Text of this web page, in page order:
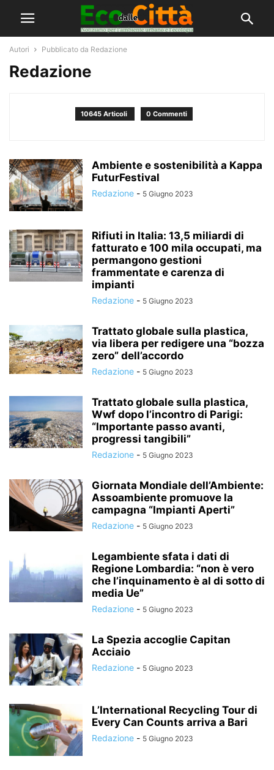
Autori Pubblicato da Redazione
Redazione
10645 Articoli 0 Commenti
Ambiente e sostenibilità a Kappa
FuturFestival
Redazione - 5 Giugno 2023
Rifiuti in Italia: 13,5 miliardi di
fatturato e 100 mila occupati, ma
permangono gestioni
frammentate e carenza di
impianti
Redazione - 5 Giugno 2023
Trattato globale sulla plastica,
via libera per redigere una “bozza
zero” dell’accordo
Redazione - 5 Giugno 2023
Trattato globale sulla plastica,
Wwf dopo l’incontro di Parigi:
“Importante passo avanti,
progressi tangibili”
Redazione - 5 Giugno 2023
Giornata Mondiale dell’Ambiente:
Assoambiente promuove la
campagna “Impianti Aperti”
Redazione - 5 Giugno 2023
Legambiente sfata i dati di
Regione Lombardia: “non è vero
che l’inquinamento è al di sotto di
media Ue”
Redazione - 5 Giugno 2023
La Spezia accoglie Capitan
Acciaio
Redazione - 5 Giugno 2023
L’International Recycling Tour di
Every Can Counts arriva a Bari
Redazione - 5 Giugno 2023